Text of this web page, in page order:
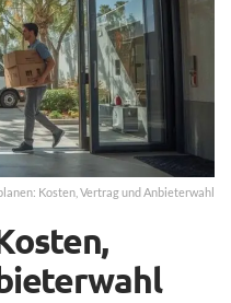
Kosten, Vertrag und Anbieterwahl